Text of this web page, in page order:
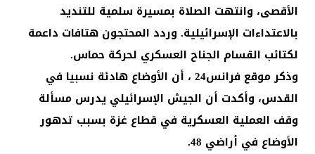
الأقصى، وانتهت الصلاة بمسيرة سلمية للتنديد
بالاعتداءات الإسرائيلية. وردد المحتجون هتافات داعمة
لكتائب القسام الجناح العسكري لحركة حماس.
وذكر موقع فرانس24 ، أن الأوضاع هادئة نسبيا في
القدس، وأكدت أن الجيش الإسرائيلي يدرس مسألة
وقف العملية العسكرية في قطاع غزة بسبب تدهور
الأوضاع في أراضي 48.